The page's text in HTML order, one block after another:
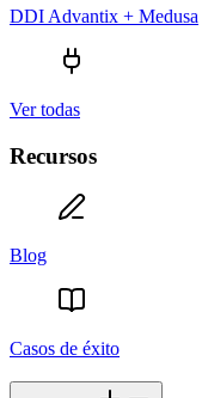
DDI Advantix + Medusa
Ver todas
Recursos
Blog
Casos de éxito